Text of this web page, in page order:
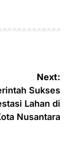
Next:
Sukses
Lahan di
Nusantara